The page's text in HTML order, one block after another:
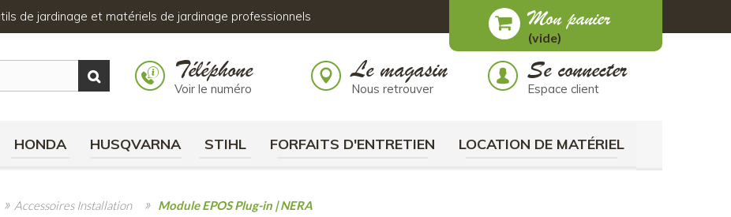
Mon panier
(vide)
de jardinage et matériels de jardinage professionnels
Téléphone
Voir le numéro
Le magasin
Nous retrouver
Se connecter
Espace client
HONDA HUSQVARNA STIHL FORFAITS D'ENTRETIEN LOCATION DE MATÉRIEL
» Accessoires Installation » Module EPOS Plug-in | NERA